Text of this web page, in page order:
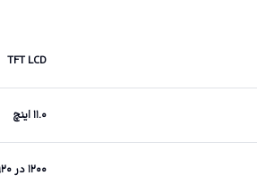
TFT LCD
۱۱.۰ اینچ
۱۲۰۰ در ۱۹۲۰ پیکسل